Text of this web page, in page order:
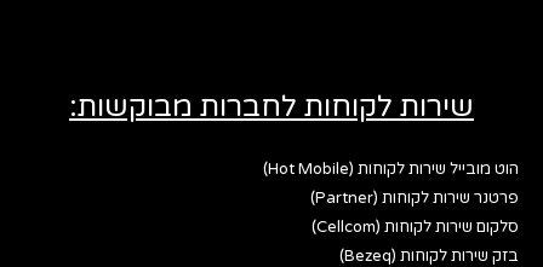
שירות לקוחות לחברות מבוקשות:
הוט מובייל שירות לקוחות (Hot Mobile)
פרטנר שירות לקוחות (Partner)
סלקום שירות לקוחות (Cellcom)
בזק שירות לקוחות (Bezeq)